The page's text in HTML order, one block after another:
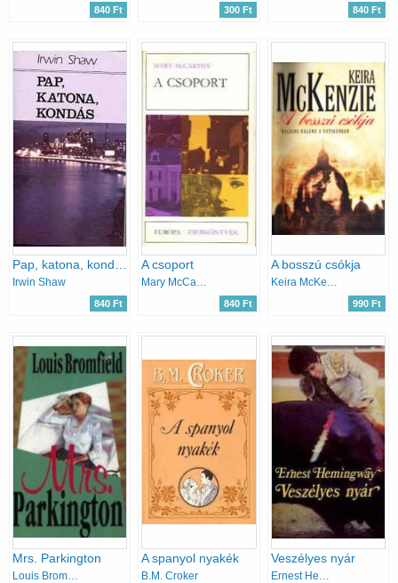
840 Ft 300 Ft 840 Ft
Irwin Shaw
840 Ft
A csoport
Mary McCarthy
840 Ft
A bosszú csókja
Keira McKenzie
990 Ft
Mrs. Parkington A spanyol nyakék
B.M. Croker
Veszélyes nyár